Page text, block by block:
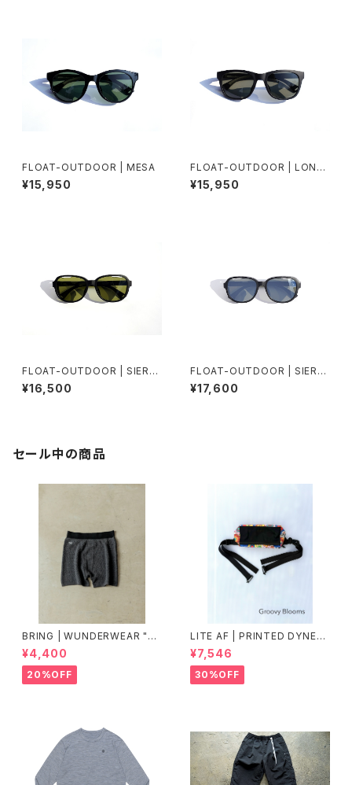
FLOAT-OUTDOOR | MESA
¥15,950
FLOAT-OUTDOOR | LONE
PINE
¥15,950
FLOAT-OUTDOOR | SIERR
A MATBALACK / Lt.GR
¥16,500
FLOAT-OUTDOOR | SIERR
A MATBLACK / GY FMR
¥17,600
セール中の商品
BRING | WUNDERWEAR "O
NE" 50/50
¥4,400
20%OFF
LITE AF | PRINTED DYNEE
MA FEATHER WEIGHT FAN
NY PACK
¥7,546
30%OFF